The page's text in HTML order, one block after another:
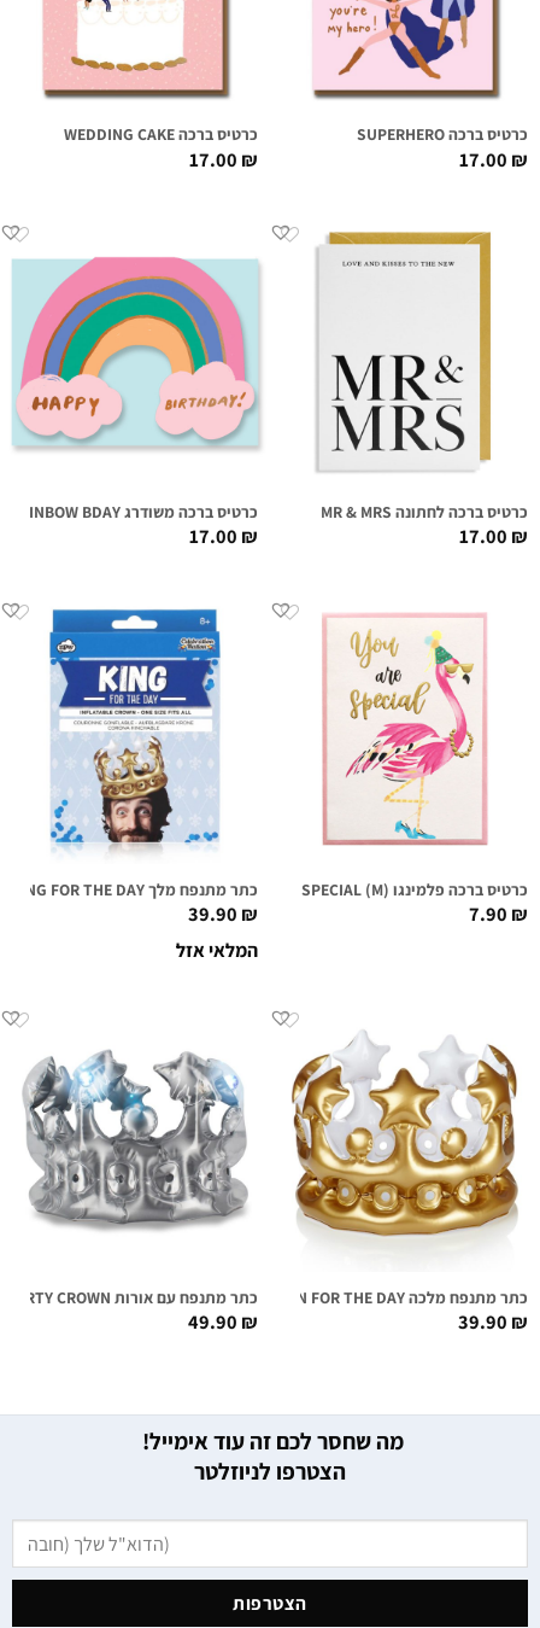
כרטיס ברכה SUPERHERO
17.00₪
כרטיס ברכה WEDDING CAKE
17.00₪
כרטיס ברכה לחתונה MR & MRS
17.00₪
כרטיס ברכה משודרג RAINBOW BDAY
17.00₪
כרטיס ברכה פלמינגו (YOU ARE SPECIAL (M
7.90₪
כתר מתנפח מלך KING FOR THE DAY
39.90₪
המלאי אזל
כתר מתנפח מלכה QUEEN FOR THE DAY
39.90₪
כתר מתנפח עם אורות LIGHT-UP PARTY CROWN
49.90₪
מה שחסר לכם זה עוד אימייל!
הצטרפו לניוזלטר